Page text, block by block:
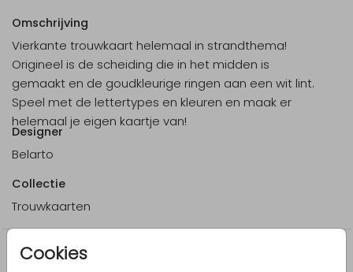
Cookies
Omschrijving
Vierkante trouwkaart helemaal in strandthema!
Origineel is de scheiding die in het midden is
gemaakt en de goudkleurige ringen aan een wit lint.
Speel met de lettertypes en kleuren en maak er
helemaal je eigen kaartje van!
Designer
Belarto
Collectie
Trouwkaarten
Meer in dezelfde stijl